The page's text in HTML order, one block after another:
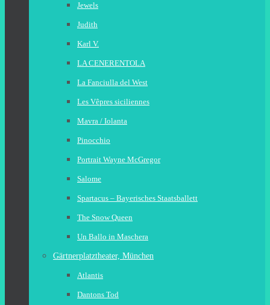
Jewels
Judith
Karl V.
LA CENERENTOLA
La Fanciulla del West
Les Vêpres siciliennes
Mavra / Iolanta
Pinocchio
Portrait Wayne McGregor
Salome
Spartacus – Bayerisches Staatsballett
The Snow Queen
Un Ballo in Maschera
Gärtnerplatztheater, München
Atlantis
Dantons Tod